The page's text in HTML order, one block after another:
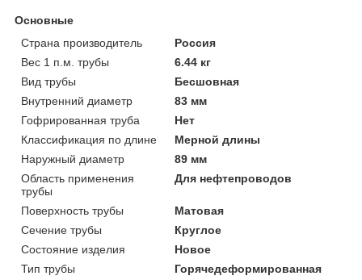
Основные
Страна производитель
Россия
Вес 1 п.м. трубы
6.44 кг
Вид трубы
Бесшовная
Внутренний диаметр
83 мм
Гофрированная труба
Нет
Классификация по длине
Мерной длины
Наружный диаметр
89 мм
Область применения
трубы
Для нефтепроводов
Поверхность трубы
Матовая
Сечение трубы
Круглое
Состояние изделия
Новое
Тип трубы
Горячедеформированная